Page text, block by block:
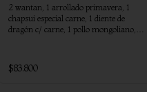
2 wantan, 1 arrollado primavera, 1
chapsui especial carne, 1 diente de
dragón c/ carne, 1 pollo mongoliano, 1
$83.800